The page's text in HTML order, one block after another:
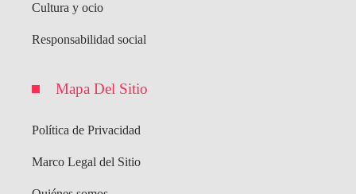
Cultura y ocio
Responsabilidad social
Mapa Del Sitio
Política de Privacidad
Marco Legal del Sitio